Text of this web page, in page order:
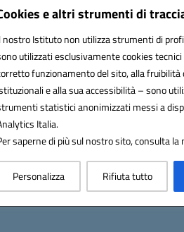
e altri strumenti di
nostro Istituto non utilizza strumenti di
utilizzati esclusivamente cookies
funzionamento del sito, alla fruibilità
e alla sua accessibilità – sono
statistici anonimizzati messi a
Italia.
saperne di più sul nostro sito, consulta la
Personalizza Rifiuta tutto